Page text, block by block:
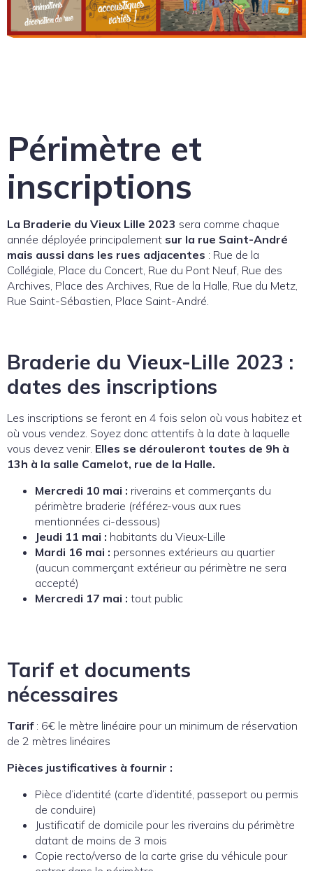
Périmètre et
inscriptions
La Braderie du Vieux Lille 2023 sera comme chaque
année déployée principalement sur la rue Saint-André
mais aussi dans les rues adjacentes : Rue de la
Collégiale, Place du Concert, Rue du Pont Neuf, Rue des
Archives, Place des Archives, Rue de la Halle, Rue du Metz,
Rue Saint-Sébastien, Place Saint-André.
Braderie du Vieux-Lille 2023 :
dates des inscriptions
Les inscriptions se feront en 4 fois selon où vous habitez et
où vous vendez. Soyez donc attentifs à la date à laquelle
vous devez venir. Elles se dérouleront toutes de 9h à
13h à la salle Camelot, rue de la Halle.
Mercredi 10 mai : riverains et commerçants du
périmètre braderie (référez-vous aux rues
mentionnées ci-dessous)
Jeudi 11 mai : habitants du Vieux-Lille
Mardi 16 mai : personnes extérieurs au quartier
(aucun commerçant extérieur au périmètre ne sera
accepté)
Mercredi 17 mai : tout public
Tarif et documents
nécessaires
Tarif : 6€ le mètre linéaire pour un minimum de réservation
de 2 mètres linéaires
Pièces justificatives à fournir :
Pièce d’identité (carte d’identité, passeport ou permis
de conduire)
Justificatif de domicile pour les riverains du périmètre
datant de moins de 3 mois
Copie recto/verso de la carte grise du véhicule pour